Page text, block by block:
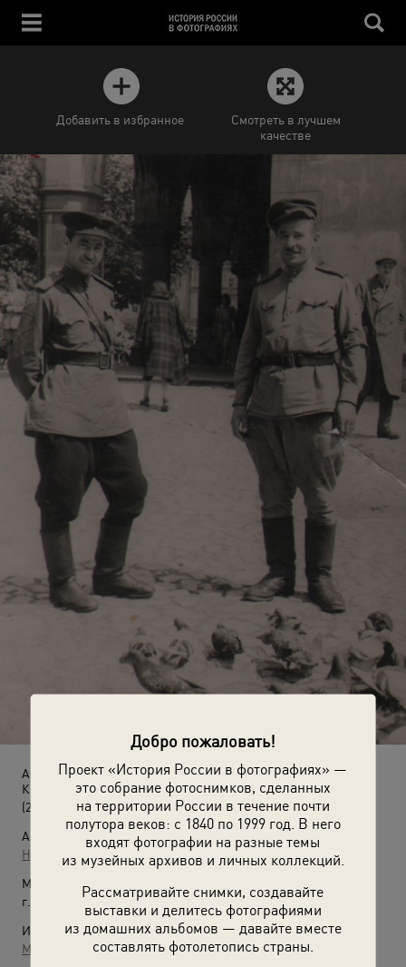
Добро пожаловать!
Проект «История России в фотографиях» —
это собрание фотоснимков, сделанных
на территории России в течение почти
полутора веков: с 1840 по 1999 год. В него
входят фотографии на разные темы
из музейных архивов и личных коллекций.
Рассматривайте снимки, создавайте
выставки и делитесь фотографиями
из домашних альбомов — давайте вместе
составлять фотолетопись страны.
Добавить в избранное
Смотреть в лучшем
качестве
Абрам Павлович Лоцов (слева) с сослуживцем на площади
Кракова
(24 июля 1945)
Автор:
Неизвестный автор
Место съемки:
г. Краков
Источники:
Музей истории евреев в России